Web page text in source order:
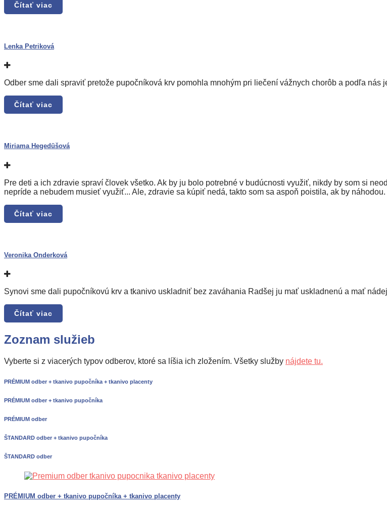
Čítať viac
Lenka Petriková
Odber sme dali spraviť pretože pupočníková krv pomohla mnohým pri liečení vážnych chorôb a podľa
Čítať viac
Miriama Hegedüšová
Pre deti a ich zdravie spraví človek všetko. Ak by ju bolo potrebné v budúcnosti využiť, nikdy by som si
nepríde a nebudem musieť využiť... Ale, zdravie sa kúpiť nedá, takto som sa aspoň poistila, ak by náhodou.
Čítať viac
Veronika Onderková
Synovi sme dali pupočníkovú krv a tkanivo uskladniť bez zaváhania Radšej ju mať uskladnenú a mať
Čítať viac
Zoznam služieb
Vyberte si z viacerých typov odberov, ktoré sa líšia ich zložením. Všetky služby nájdete tu.
PRÉMIUM odber + tkanivo pupočníka + tkanivo placenty
PRÉMIUM odber + tkanivo pupočníka
PRÉMIUM odber
ŠTANDARD odber + tkanivo pupočníka
ŠTANDARD odber
PRÉMIUM odber + tkanivo pupočníka + tkanivo placenty